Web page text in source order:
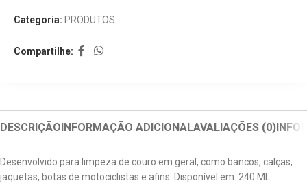
Categoria: PRODUTOS
Compartilhe:
DESCRIÇÃOINFORMAÇÃO ADICIONALAVALIAÇÕES (0)
Desenvolvido para limpeza de couro em geral, como bancos, calças,
jaquetas, botas de motociclistas e afins. Disponível em: 240 ML